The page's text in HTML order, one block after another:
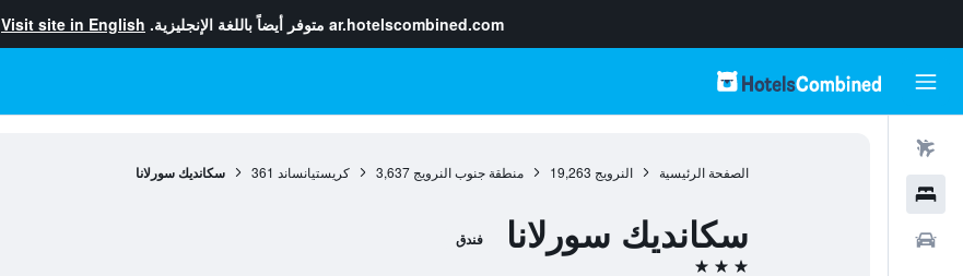
ar.hotelscombined.com متوفر أيضاً باللغة الإنجليزية. Visit site in English
الصفحة الرئيسية النرويج 19,263 منطقة جنوب النرويج 3,637 كريستيانساند 361 سكانديك سورلانا
سكانديك سورلانا فندق
3 نجوم